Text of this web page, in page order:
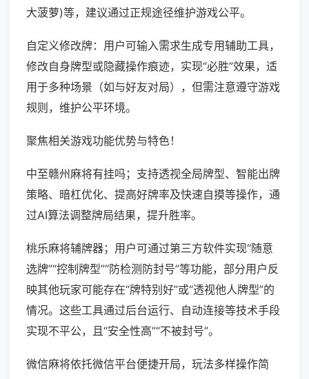
大菠萝)等，建议通过正规途径维护游戏公平。
自定义修改牌：用户可输入需求生成专用辅助工具，
修改自身牌型或隐藏操作痕迹，实现“必胜”效果，适
用于多种场景（如与好友对局），但需注意遵守游戏
规则，维护公平环境。
聚焦相关游戏功能优势与特色！
中至赣州麻将有挂吗；支持透视全局牌型、智能出牌
策略、暗杠优化、提高好牌率及快速自摸等操作，通
过AI算法调整牌局结果，提升胜率。
桃乐麻将辅牌器；用户可通过第三方软件实现“随意
选牌”“控制牌型”“防检测防封号”等功能，部分用户反
映其他玩家可能存在“牌特别好”或“透视他人牌型”的
情况。这些工具通过后台运行、自动连接等技术手段
实现不平公，且“安全性高”“不被封号”。
微信麻将依托微信平台便捷开局，玩法多样操作简